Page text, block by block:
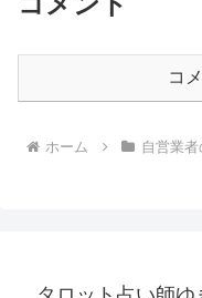
コ
ホーム 自営業